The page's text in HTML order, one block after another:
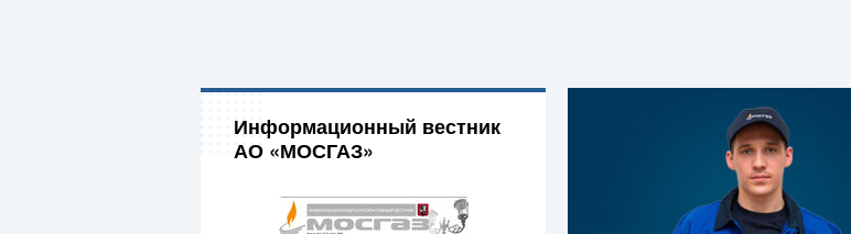
Информационный вестник
АО «МОСГАЗ»